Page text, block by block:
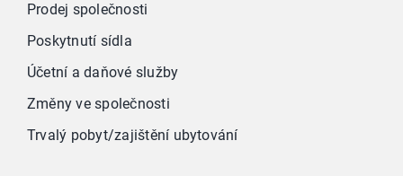
Prodej společnosti
Poskytnutí sídla
Účetní a daňové služby
Změny ve společnosti
Trvalý pobyt/zajištění ubytování